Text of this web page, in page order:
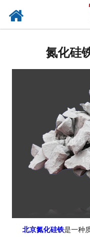
氮化硅
北京氮化硅铁是一种